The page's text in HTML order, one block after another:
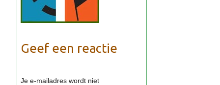
Geef een reactie
Je e-mailadres wordt niet